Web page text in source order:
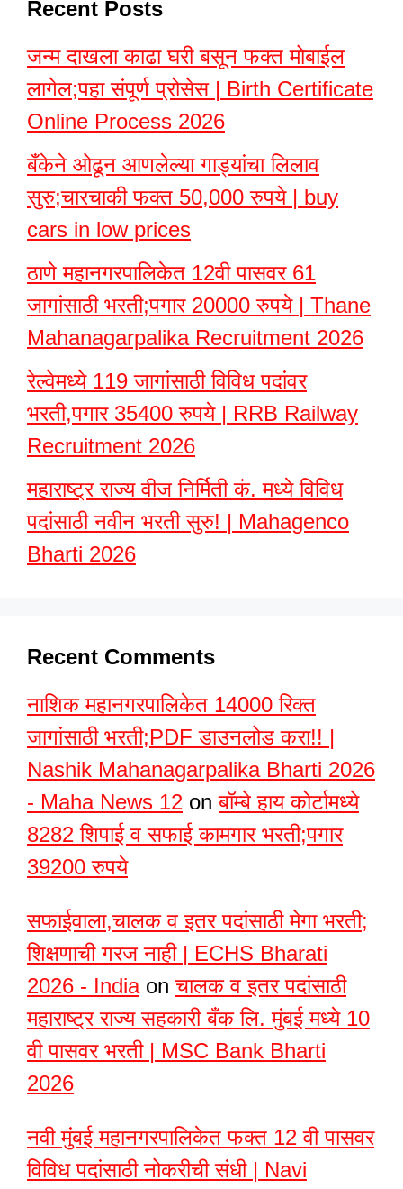
Recent Posts
जन्म दाखला काढा घरी बसून फक्त मोबाईल
लागेल;पहा संपूर्ण प्रोसेस | Birth Certificate
Online Process 2026
बँकेने ओढून आणलेल्या गाड्यांचा लिलाव
सुरु;चारचाकी फक्त 50,000 रुपये | buy
cars in low prices
ठाणे महानगरपालिकेत 12वी पासवर 61
जागांसाठी भरती;पगार 20000 रुपये | Thane
Mahanagarpalika Recruitment 2026
रेल्वेमध्ये 119 जागांसाठी विविध पदांवर
भरती,पगार 35400 रुपये | RRB Railway
Recruitment 2026
महाराष्ट्र राज्य वीज निर्मिती कं. मध्ये विविध
पदांसाठी नवीन भरती सुरु! | Mahagenco
Bharti 2026
Recent Comments
नाशिक महानगरपालिकेत 14000 रिक्त
जागांसाठी भरती;PDF डाउनलोड करा!! |
Nashik Mahanagarpalika Bharti 2026
- Maha News 12 onबॉम्बे हाय कोर्टामध्ये
8282 शिपाई व सफाई कामगार भरती;पगार
39200 रुपये
सफाईवाला,चालक व इतर पदांसाठी मेगा भरती;
शिक्षणाची गरज नाही | ECHS Bharati
2026 - Indiaonचालक व इतर पदांसाठी
महाराष्ट्र राज्य सहकारी बँक लि. मुंबई मध्ये 10
वी पासवर भरती | MSC Bank Bharti
2026
नवी मुंबई महानगरपालिकेत फक्त 12 वी पासवर
विविध पदांसाठी नोकरीची संधी | Navi